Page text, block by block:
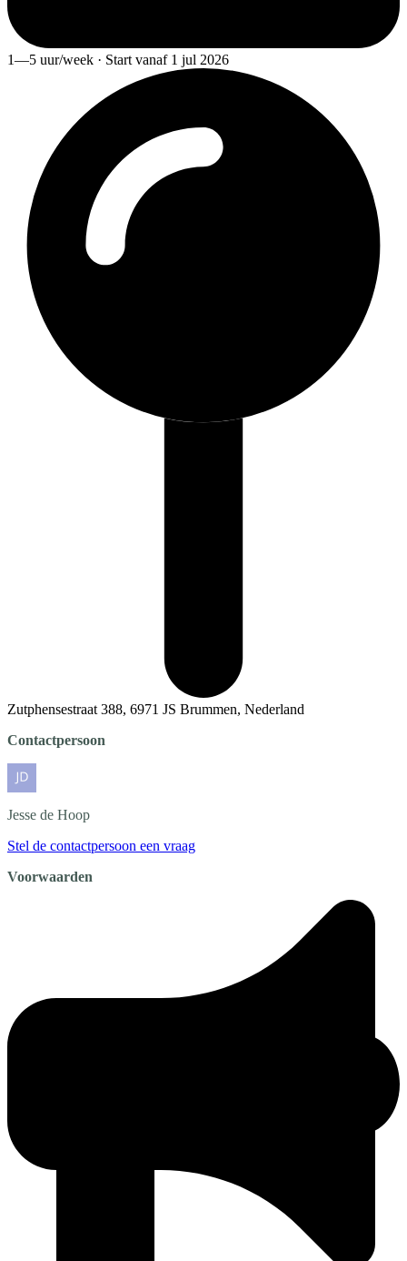
1—5 uur/week · Start vanaf 1 jul 2026
Zutphensestraat 388, 6971 JS Brummen, Nederland
Contactpersoon
Jesse de Hoop
Stel de contactpersoon een vraag
Voorwaarden